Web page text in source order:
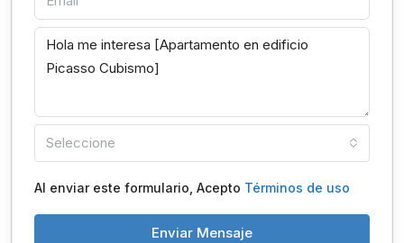
Seleccione
Al enviar este formulario, Acepto Términos de uso
Enviar Mensaje